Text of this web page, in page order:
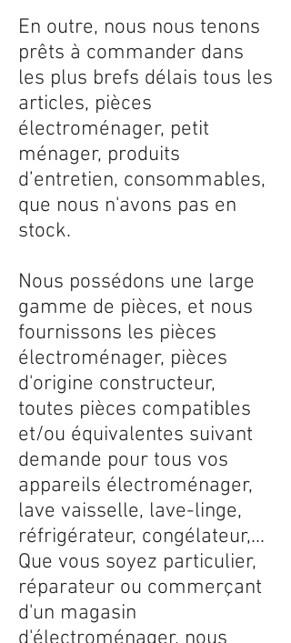
En outre, nous nous tenons
prêts à commander dans
les plus brefs délais tous les
articles, pièces
électroménager, petit
ménager, produits
d’entretien, consommables,
que nous n'avons pas en
stock.
Nous possédons une large
gamme de pièces, et nous
fournissons les pièces
électroménager, pièces
d'origine constructeur,
toutes pièces compatibles
et/ou équivalentes suivant
demande pour tous vos
appareils électroménager,
lave vaisselle, lave-linge,
réfrigérateur, congélateur,...
Que vous soyez particulier,
réparateur ou commerçant
d'un magasin